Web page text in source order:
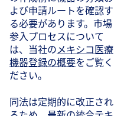
よび申請ルートを確認す
る必要があります。市場
参入プロセスについて
は、当社のメキシコ医療
機器登録の概要をご覧く
ださい。
同法は定期的に改正され